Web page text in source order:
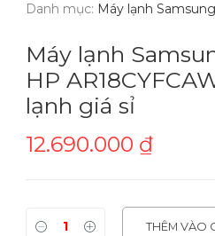
Danh mục: Máy lạnh Samsung
Máy lạnh
HP
lạnh giá sỉ
12.690.000 ₫
THÊM VÀO